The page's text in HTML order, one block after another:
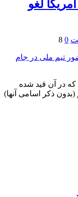
لغو
0
8
در آن قید شده
ذکر اسامی آنها)